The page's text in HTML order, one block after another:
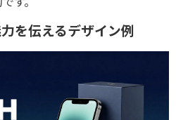
を伝えるデザイン例